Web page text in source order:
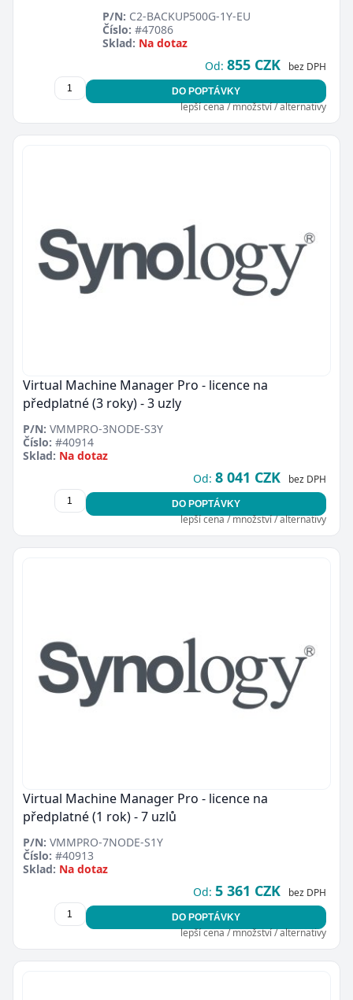
P/N: C2-BACKUP500G-1Y-EU
Číslo: #47086
Sklad: Na dotaz
Od: 855 CZK bez DPH
DO POPTÁVKY
lepší cena / množství / alternativy
Virtual Machine Manager Pro - licence na
předplatné (3 roky) - 3 uzly
P/N: VMMPRO-3NODE-S3Y
Číslo: #40914
Sklad: Na dotaz
Od: 8 041 CZK bez DPH
DO POPTÁVKY
lepší cena / množství / alternativy
Virtual Machine Manager Pro - licence na
předplatné (1 rok) - 7 uzlů
P/N: VMMPRO-7NODE-S1Y
Číslo: #40913
Sklad: Na dotaz
Od: 5 361 CZK bez DPH
DO POPTÁVKY
lepší cena / množství / alternativy